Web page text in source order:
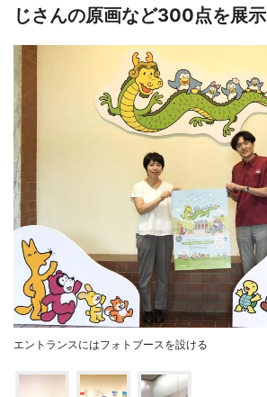
じさんの原画など300点を展示
エントランスにはフォトブースを設ける